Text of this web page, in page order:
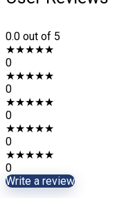
0.0 out of 5
★★★★★
0
★★★★★
0
★★★★★
0
★★★★★
0
★★★★★
0
Write a review